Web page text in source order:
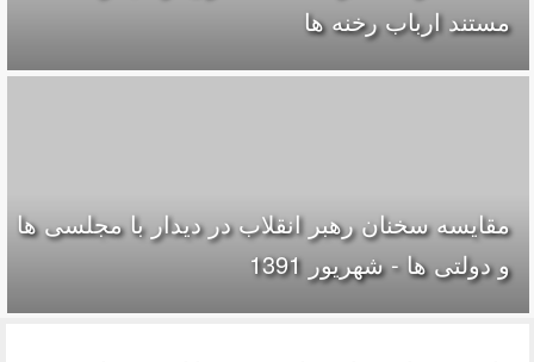
مستند ارباب رخنه ها
مقایسه سخنان رهبر انقلاب در دیدار با مجلسی ها
و دولتی ها - شهریور 1391